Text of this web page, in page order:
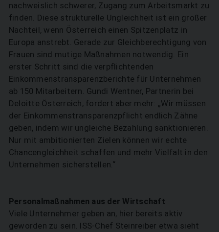
nachweislich schwerer, Zugang zum Arbeitsmarkt zu
finden. Diese strukturelle Ungleichheit ist ein großer
Nachteil, wenn Österreich einen Spitzenplatz in
Europa anstrebt. Gerade zur Gleichberechtigung von
Frauen sind mutige Maßnahmen notwendig. Ein
erster Schritt sind die verpflichtenden
Einkommenstransparenzberichte für Unternehmen
ab 150 Mitarbeitern. Gundi Wentner, Partnerin bei
Deloitte Österreich, fordert aber mehr: „Wir müssen
der Einkommenstransparenzpflicht endlich Zähne
geben, indem wir ungleiche Bezahlung sanktionieren.
Nur mit ambitionierten Zielen können wir echte
Chancengleichheit schaffen und mehr Vielfalt in den
Unternehmen sicherstellen.“
Personalmaßnahmen aus der Wirtschaft
Viele Unternehmer geben an, hier bereits aktiv
geworden zu sein. ISS-Chef Steinreiber etwa sieht
SUCHEN